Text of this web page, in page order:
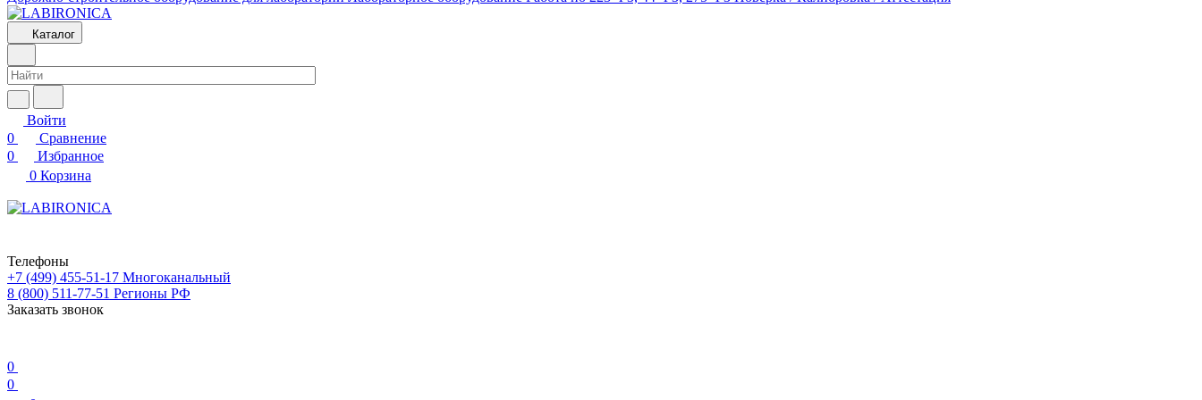
Каталог
Войти
0
Сравнение
0
Избранное
0 Корзина
Телефоны
+7 (499) 455-51-17 Многоканальный
8 (800) 511-77-51 Регионы РФ
Заказать звонок
0
0